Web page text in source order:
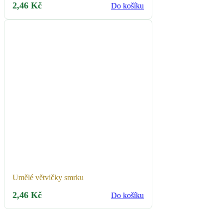
2,46 Kč Do košíku
Umělé větvičky smrku
2,46 Kč Do košíku